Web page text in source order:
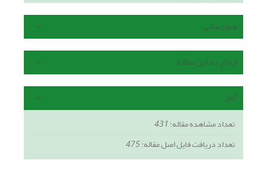
هم رسانی
ارجاع به این مقاله
آمار
تعداد مشاهده مقاله:431
تعداد دریافت فایل اصل مقاله:475